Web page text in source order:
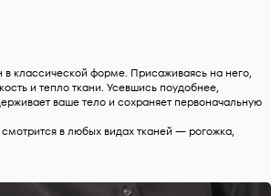
в классической форме. Присаживаясь на него,
и тепло ткани. Усевшись поудобнее,
ваше тело и сохраняет первоначальную
в любых видах тканей — рогожка,